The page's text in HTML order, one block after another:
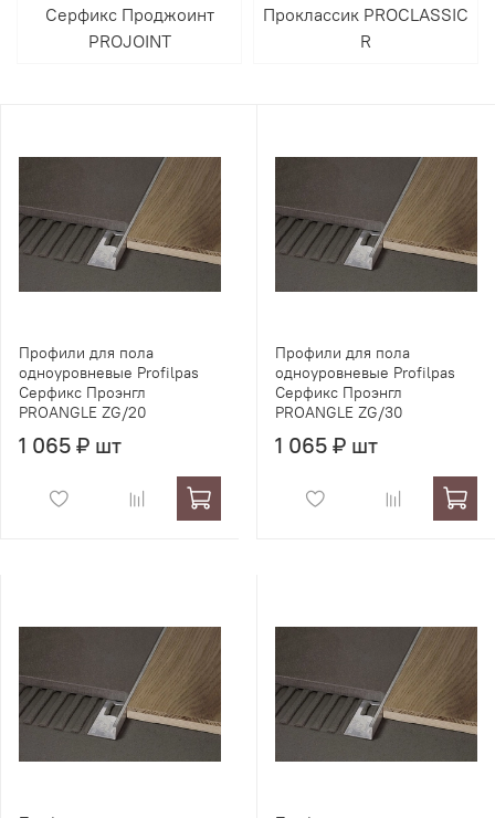
Серфикс Проджоинт
PROJOINT
Проклассик PROCLASSIC
R
Профили для пола
одноуровневые Profilpas
Серфикс Проэнгл
PROANGLE ZG/20
1 065 ₽ шт
Профили для пола
одноуровневые Profilpas
Серфикс Проэнгл
PROANGLE ZG/30
1 065 ₽ шт